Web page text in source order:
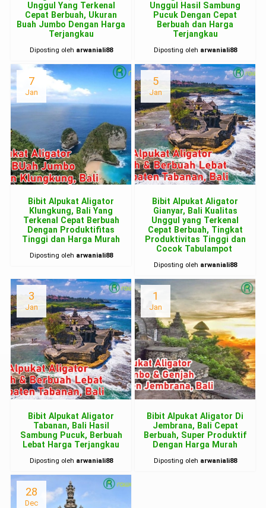
Unggul Yang Terkenal
Cepat Berbuah, Ukuran
Buah Jumbo Dengan Harga
Terjangkau
Diposting oleh arwaniali88
Unggul Hasil Sambung
Pucuk Dengan Cepat
Berbuah dan Harga
Terjangkau
Diposting oleh arwaniali88
Bibit Alpukat Aligator
Klungkung, Bali Yang
Terkenal Cepat Berbuah
Dengan Produktifitas
Tinggi dan Harga Murah
Diposting oleh arwaniali88
7
Jan
Bibit Alpukat Aligator
Gianyar, Bali Kualitas
Unggul yang Terkenal
Cepat Berbuah, Tingkat
Produktivitas Tinggi dan
Cocok Tabulampot
Diposting oleh arwaniali88
5
Jan
Bibit Alpukat Aligator
Tabanan, Bali Hasil
Sambung Pucuk, Berbuah
Lebat Harga Terjangkau
Diposting oleh arwaniali88
3
Jan
Bibit Alpukat Aligator Di
Jembrana, Bali Cepat
Berbuah, Super Produktif
Dengan Harga Murah
Diposting oleh arwaniali88
1
Jan
28
Dec